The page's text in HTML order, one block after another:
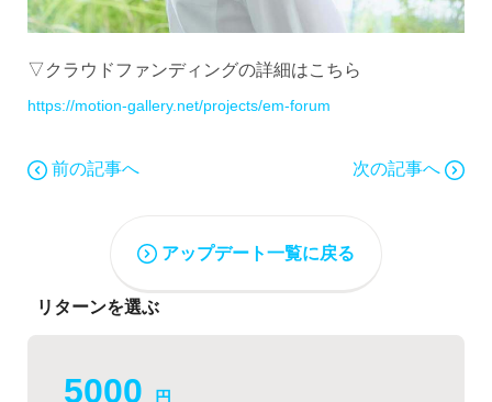
▽クラウドファンディングの詳細はこちら
https://motion-gallery.net/projects/em-forum
前の記事へ 次の記事へ
アップデート一覧に戻る
リターンを選ぶ
5000 円